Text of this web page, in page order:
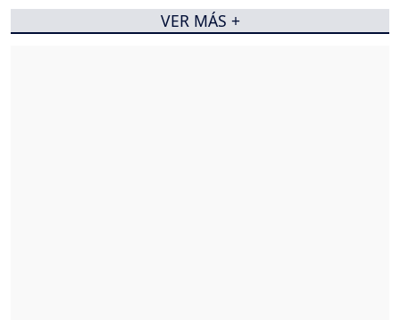
VER MÁS +